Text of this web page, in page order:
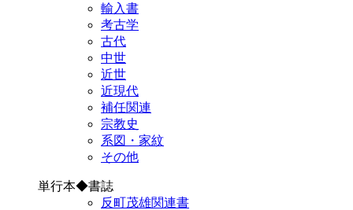
輸入書
考古学
古代
中世
近世
近現代
補任関連
宗教史
系図・家紋
その他
単行本◆書誌
反町茂雄関連書